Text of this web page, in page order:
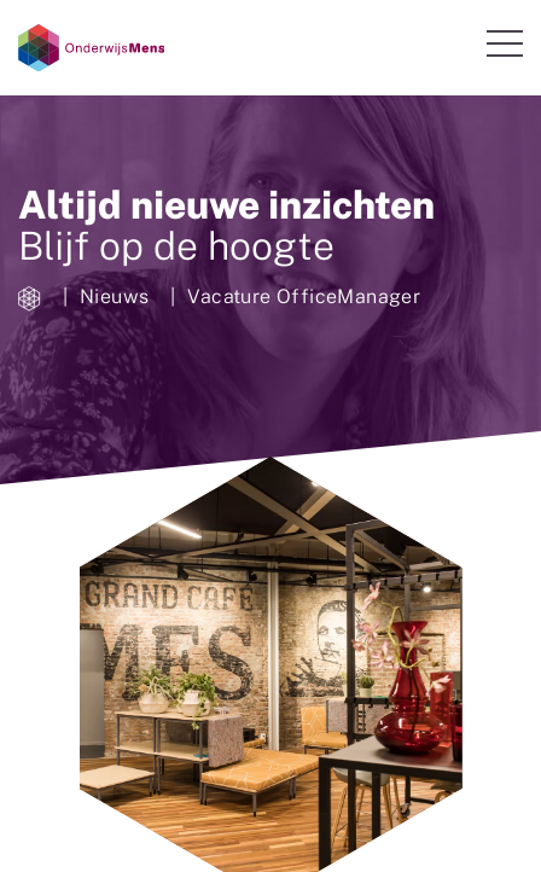
Altijd nieuwe inzichten
Blijf op de hoogte
Nieuws Vacature OfficeManager